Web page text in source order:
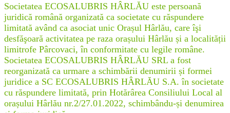
Societatea ECOSALUBRIS HÂRLĂU este persoană
juridică română organizată ca societate cu răspundere
limitată având ca asociat unic Orașul Hârlău, care îşi
desfăşoară activitatea pe raza orașului Hârlău și a localității
limitrofe Pârcovaci, în conformitate cu legile române.
Societatea ECOSALUBRIS HÂRLĂU SRL a fost
reorganizată ca urmare a schimbării denumirii și formei
juridice a SC ECOSALUBRIS HÂRLĂU S.A. în societate
cu răspundere limitată, prin Hotărârea Consiliului Local al
orașului Hârlău nr.2/27.01.2022, schimbându-și denumirea